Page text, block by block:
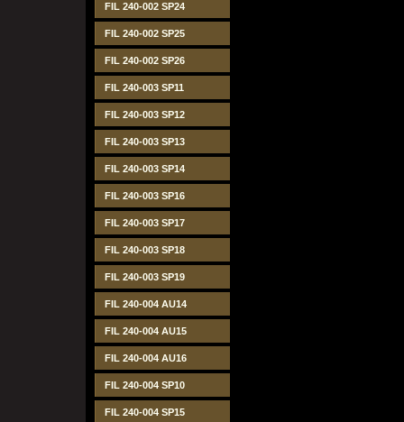
FIL 240-002 SP24
FIL 240-002 SP25
FIL 240-002 SP26
FIL 240-003 SP11
FIL 240-003 SP12
FIL 240-003 SP13
FIL 240-003 SP14
FIL 240-003 SP16
FIL 240-003 SP17
FIL 240-003 SP18
FIL 240-003 SP19
FIL 240-004 AU14
FIL 240-004 AU15
FIL 240-004 AU16
FIL 240-004 SP10
FIL 240-004 SP15